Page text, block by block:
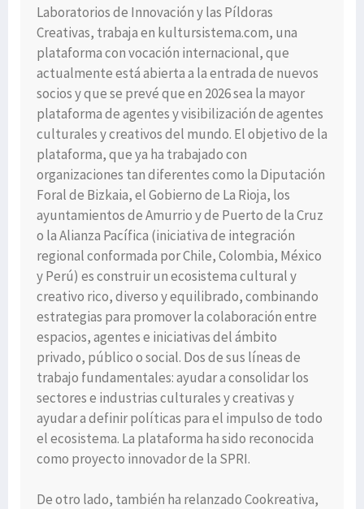
Laboratorios de Innovación y las Píldoras
Creativas, trabaja en kultursistema.com, una
plataforma con vocación internacional, que
actualmente está abierta a la entrada de nuevos
socios y que se prevé que en 2026 sea la mayor
plataforma de agentes y visibilización de agentes
culturales y creativos del mundo. El objetivo de la
plataforma, que ya ha trabajado con
organizaciones tan diferentes como la Diputación
Foral de Bizkaia, el Gobierno de La Rioja, los
ayuntamientos de Amurrio y de Puerto de la Cruz
o la Alianza Pacífica (iniciativa de integración
regional conformada por Chile, Colombia, México
y Perú) es construir un ecosistema cultural y
creativo rico, diverso y equilibrado, combinando
estrategias para promover la colaboración entre
espacios, agentes e iniciativas del ámbito
privado, público o social. Dos de sus líneas de
trabajo fundamentales: ayudar a consolidar los
sectores e industrias culturales y creativas y
ayudar a definir políticas para el impulso de todo
el ecosistema. La plataforma ha sido reconocida
como proyecto innovador de la SPRI.
De otro lado, también ha relanzado Cookreativa,